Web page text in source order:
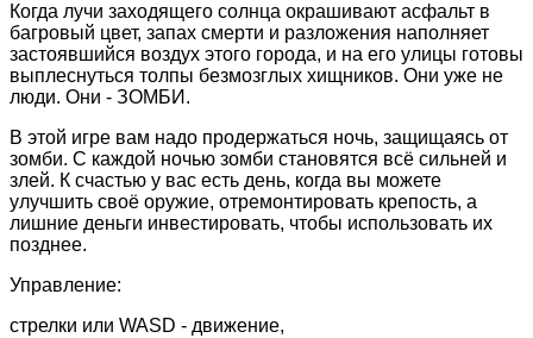
Когда лучи заходящего солнца окрашивают асфальт в
багровый цвет, запах смерти и разложения наполняет
застоявшийся воздух этого города, и на его улицы готовы
выплеснуться толпы безмозглых хищников. Они уже не
люди. Они - ЗОМБИ.
В этой игре вам надо продержаться ночь, защищаясь от
зомби. С каждой ночью зомби становятся всё сильней и
злей. К счастью у вас есть день, когда вы можете
улучшить своё оружие, отремонтировать крепость, а
лишние деньги инвестировать, чтобы использовать их
позднее.
Управление:
стрелки или WASD - движение,